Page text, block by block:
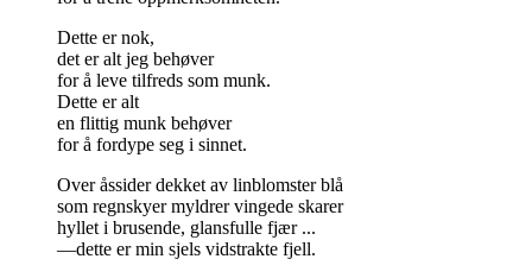
Dette er nok,
det er alt jeg behøver
for å leve tilfreds som munk.
Dette er alt
en flittig munk behøver
for å fordype seg i sinnet.
Over åssider dekket av linblomster blå
som regnskyer myldrer vingede skarer
hyllet i brusende, glansfulle fjær ...
—dette er min sjels vidstrakte fjell.